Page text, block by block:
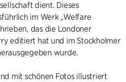
dient. Dieses
im Werk „Welfare
das die Londoner
editiert hat und im Stockholmer
wurde.
mit schönen Fotos illustriert